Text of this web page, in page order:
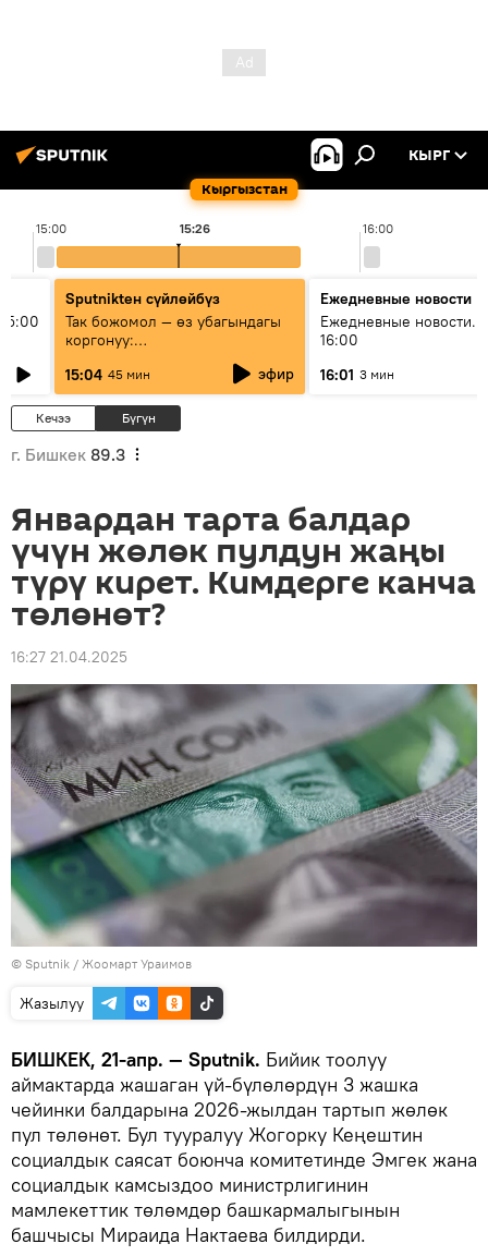
Кыргызстан
КЫРГ
15:00 16:00
15:26
Sputnikteн сүйлөйбүз
Так божомол — өз убагындагы
коргонуу:
гидрометеорологиялык кызмат
кантип өркүндөтүлүүдө
15:04 45 мин эфир
Ежедневные новости
Ежедневные новости.
16:00
16:01 3 мин
Кечээ Бүгүн
г. Бишкек 89.3
Январдан тарта балдар
үчүн жөлөк пулдун жаңы
түрү кирет. Кимдерге канча
төлөнөт?
16:27 21.04.2025
© Sputnik / Жоомарт Ураимов
Жазылуу
БИШКЕК, 21-апр. — Sputnik. Бийик тоолуу
аймактарда жашаган үй-бүлөлөрдүн 3 жашка
чейинки балдарына 2026-жылдан тартып жөлөк
пул төлөнөт. Бул тууралуу Жогорку Кеңештин
социалдык саясат боюнча комитетинде Эмгек жана
социалдык камсыздоо министрлигинин
мамлекеттик төлөмдөр башкармалыгынын
башчысы Мираида Нактаева билдирди.